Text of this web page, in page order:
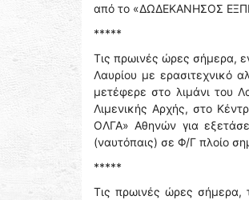
από το «ΔΩΔΕΚΑΝΗΣΟΣ
*****
Τις πρωινές ώρες σήμερα,
Λαυρίου με ερασιτεχνικό
μετέφερε στο λιμάνι του
Λιμενικής Αρχής, στο
ΟΛΓΑ» Αθηνών για
(ναυτόπαις) σε Φ/Γ πλοίο
*****
Τις πρωινές ώρες σήμερα,